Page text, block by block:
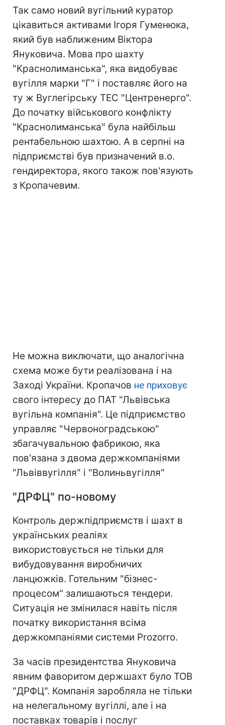
Так само новий вугільний куратор
цікавиться активами Ігоря Гуменюка,
який був наближеним Віктора
Януковича. Мова про шахту
"Краснолиманська", яка видобуває
вугілля марки "Г" і поставляє його на
ту ж Вуглегірську ТЕС "Центренерго".
До початку військового конфлікту
"Краснолиманська" була найбільш
рентабельною шахтою. А в серпні на
підприємстві був призначений в.о.
гендиректора, якого також пов'язують
з Кропачевим.
Не можна виключати, що аналогічна
схема може бути реалізована і на
Заході України. Кропачов не приховує
свого інтересу до ПАТ "Львівська
вугільна компанія". Це підприємство
управляє "Червоноградською"
збагачувальною фабрикою, яка
пов'язана з двома держкомпаніями
"Львіввугілля" і "Волиньвугілля"
"ДРФЦ" по-новому
Контроль держпідприємств і шахт в
українських реаліях
використовується не тільки для
вибудовування виробничих
ланцюжків. Готельним "бізнес-
процесом" залишаються тендери.
Ситуація не змінилася навіть після
початку використання всіма
держкомпаніями системи Prozorro.
За часів президентства Януковича
явним фаворитом держшахт було ТОВ
"ДРФЦ". Компанія заробляла не тільки
на нелегальному вугіллі, але і на
поставках товарів і послуг